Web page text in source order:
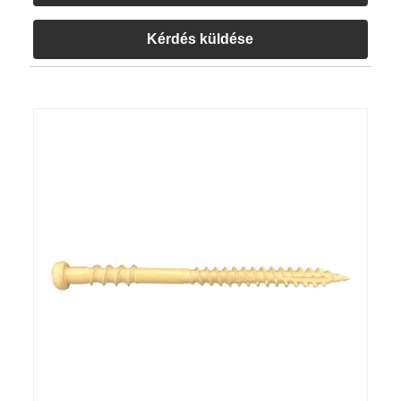
Kérdés küldése